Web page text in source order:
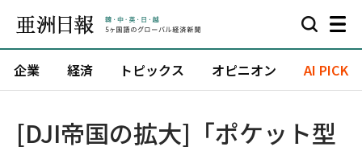
企業 経済 トピックス オピニオン AI PICK
[DJI帝国の拡大]「ポケット型